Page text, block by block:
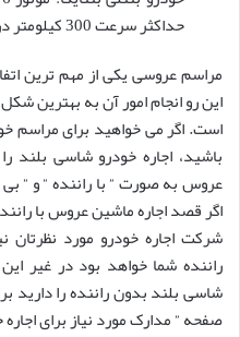
حداکثر سرعت 300 کیلومتر در ساعت
مراسم عروسی یکی از مهم ترین
این رو انجام امور آن به بهترین
است. اگر می خواهید برای مراسم
باشید، اجاره خودرو شاسی بلند
عروس به صورت ” با راننده ” و ” بی
اگر قصد اجاره ماشین عروس با
شرکت اجاره خودرو مورد
راننده شما خواهد بود در غیر
شاسی بلند بدون راننده را دارید
صفحه ” مدارک مورد نیاز برای